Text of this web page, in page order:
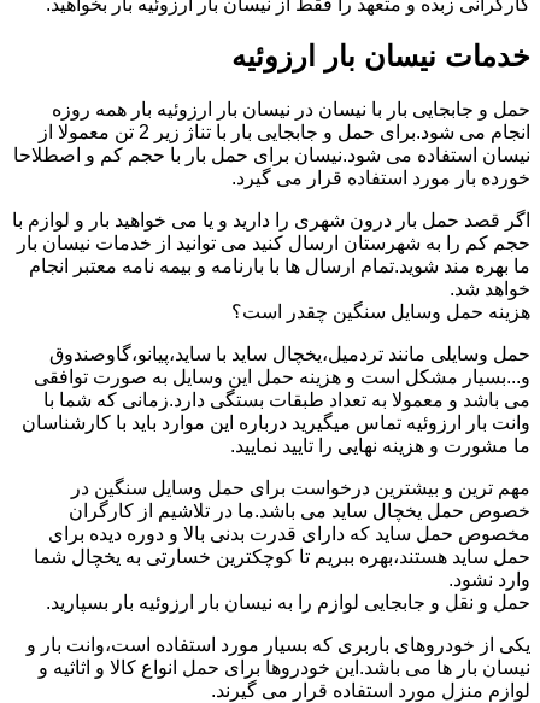
کارگرانی زبده و متعهد را فقط از نیسان بار ارزوئیه بار بخواهید.
خدمات نیسان بار ارزوئیه
حمل و جابجایی بار با نیسان در نیسان بار ارزوئیه بار همه روزه
انجام می شود.برای حمل و جابجایی بار با تناژ زیر 2 تن معمولا از
نیسان استفاده می شود.نیسان برای حمل بار با حجم کم و اصطلاحا
خورده بار مورد استفاده قرار می گیرد.
اگر قصد حمل بار درون شهری را دارید و یا می خواهید بار و لوازم با
حجم کم را به شهرستان ارسال کنید می توانید از خدمات نیسان بار
ما بهره مند شوید.تمام ارسال ها با بارنامه و بیمه نامه معتبر انجام
خواهد شد.
هزینه حمل وسایل سنگین چقدر است؟
حمل وسایلی مانند تردمیل،یخچال ساید با ساید،پیانو،گاوصندوق
و...بسیار مشکل است و هزینه حمل این وسایل به صورت توافقی
می باشد و معمولا به تعداد طبقات بستگی دارد.زمانی که شما با
وانت بار ارزوئیه تماس میگیرید درباره این موارد باید با کارشناسان
ما مشورت و هزینه نهایی را تایید نمایید.
مهم ترین و بیشترین درخواست برای حمل وسایل سنگین در
خصوص حمل یخچال ساید می باشد.ما در تلاشیم از کارگران
مخصوص حمل ساید که دارای قدرت بدنی بالا و دوره دیده برای
حمل ساید هستند،بهره ببریم تا کوچکترین خسارتی به یخچال شما
وارد نشود.
حمل و نقل و جابجایی لوازم را به نیسان بار ارزوئیه بار بسپارید.
یکی از خودروهای باربری که بسیار مورد استفاده است،وانت بار و
نیسان بار ها می باشد.این خودروها برای حمل انواع کالا و اثاثیه و
لوازم منزل مورد استفاده قرار می گیرند.